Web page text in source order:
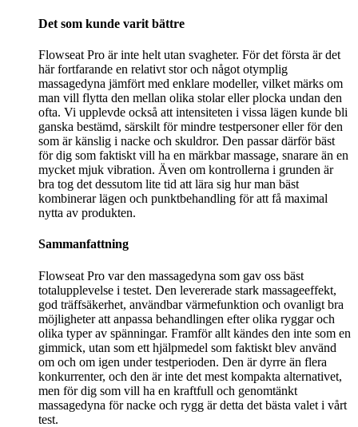
Det som kunde varit bättre
Flowseat Pro är inte helt utan svagheter. För det första är det
här fortfarande en relativt stor och något otymplig
massagedyna jämfört med enklare modeller, vilket märks om
man vill flytta den mellan olika stolar eller plocka undan den
ofta. Vi upplevde också att intensiteten i vissa lägen kunde bli
ganska bestämd, särskilt för mindre testpersoner eller för den
som är känslig i nacke och skuldror. Den passar därför bäst
för dig som faktiskt vill ha en märkbar massage, snarare än en
mycket mjuk vibration. Även om kontrollerna i grunden är
bra tog det dessutom lite tid att lära sig hur man bäst
kombinerar lägen och punktbehandling för att få maximal
nytta av produkten.
Sammanfattning
Flowseat Pro var den massagedyna som gav oss bäst
totalupplevelse i testet. Den levererade stark massageeffekt,
god träffsäkerhet, användbar värmefunktion och ovanligt bra
möjligheter att anpassa behandlingen efter olika ryggar och
olika typer av spänningar. Framför allt kändes den inte som en
gimmick, utan som ett hjälpmedel som faktiskt blev använd
om och om igen under testperioden. Den är dyrre än flera
konkurrenter, och den är inte det mest kompakta alternativet,
men för dig som vill ha en kraftfull och genomtänkt
massagedyna för nacke och rygg är detta det bästa valet i vårt
test.